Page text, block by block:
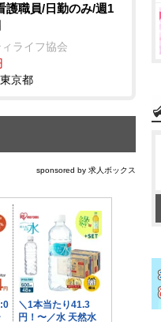
護職員/日勤のみ/週1
ライフ協会
京都
sponsored by 求人ボックス